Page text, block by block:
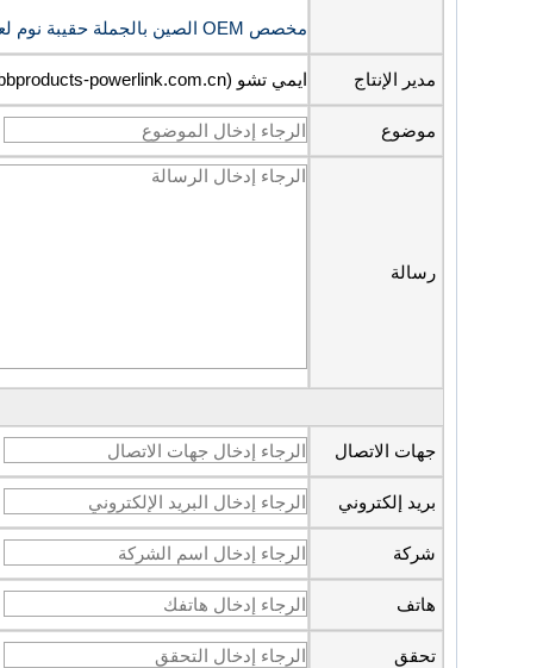
مخصص OEM الصين بالجملة حقيبة نوم لعربة الأطفال حديثي الولادة كيس نوم للقدم
مدير الإنتاج ايمي تشو (amy@bbproducts-powerlink.com.cn)
موضوع
رسالة
جهات الاتصال
بريد إلكتروني
شركة
هاتف
تحقق